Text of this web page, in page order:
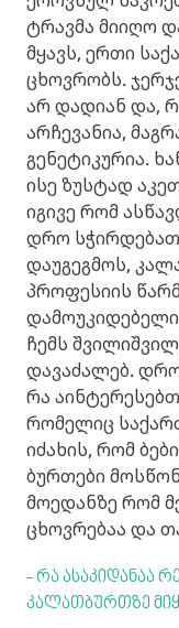
ტრავმა მიიღო
მყავს, ერთი
ცხოვრობს.
არ დადიან და,
არჩევანია,
გენეტიკურია.
ისე ზუსტად
იგივე რომ
დრო
დაუგეგმოს,
პროფესიის
დამოუკიდებელი
ჩემს
დავაძალებ.
რა
რომელიც
იძახის, რომ
ბურთები
მოედანზე რომ
ცხოვრებაა და
- რა ასაკიდანაა
კალათბურთზე